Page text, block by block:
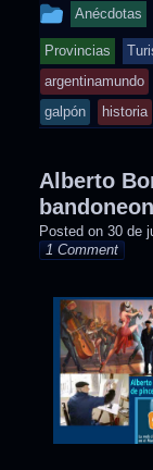
This
entry
was
posted
in
Anécdotas
Provincias
argentinamundo
galpón
historia
Alberto
Posted on 30 de
1 Comment